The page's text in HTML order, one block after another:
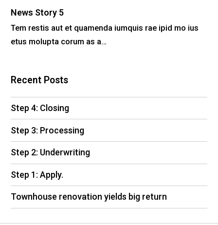
News Story 5
Tem restis aut et quamenda iumquis rae ipid mo ius
etus molupta corum as a…
Recent Posts
Step 4: Closing
Step 3: Processing
Step 2: Underwriting
Step 1: Apply.
Townhouse renovation yields big return